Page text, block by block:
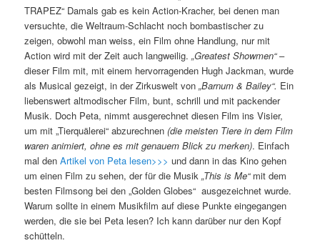
TRAPEZ“ Damals gab es kein Action-Kracher, bei denen man
versuchte, die Weltraum-Schlacht noch bombastischer zu
zeigen, obwohl man weiss, ein Film ohne Handlung, nur mit
Action wird mit der Zeit auch langweilig. „Greatest Showmen“–
dieser Film mit, mit einem hervorragenden Hugh Jackman, wurde
als Musical gezeigt, in der Zirkuswelt von„Barnum & Bailey“. Ein
liebenswert altmodischer Film, bunt, schrill und mit packender
Musik. Doch Peta, nimmt ausgerechnet diesen Film ins Visier,
um mit „Tierquälerei“ abzurechnen (die meisten Tiere in dem Film
waren animiert, ohne es mit genauem Blick zu merken). Einfach
mal denArtikel von Peta lesen>>> und dann in das Kino gehen
um einen Film zu sehen, der für die Musik„This is Me“mit dem
besten Filmsong bei den „Golden Globes“ ausgezeichnet wurde.
Warum sollte in einem Musikfilm auf diese Punkte eingegangen
werden, die sie bei Peta lesen? Ich kann darüber nur den Kopf
schütteln.